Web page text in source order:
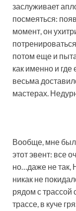
заслуживает
посмеяться:
момент, он
потом еще и
как именно и где
весьма
мастерах.
Вообще, мне
этот эвент: все
но…даже не так,
никак не
рядом с трассой
трассе, в куче